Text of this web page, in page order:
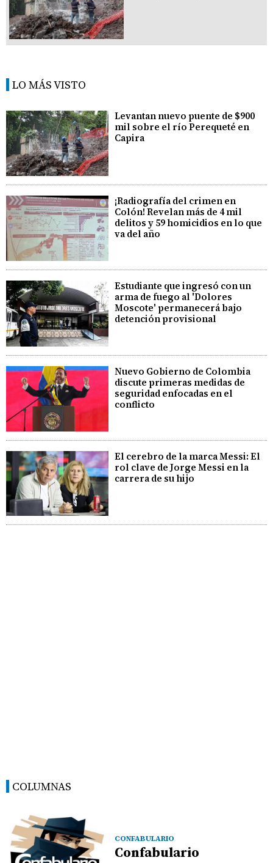
LO MÁS VISTO
Levantan nuevo puente de $900
mil sobre el río Perequeté en
Capira
¡Radiografía del crimen en
Colón! Revelan más de 4 mil
delitos y 59 homicidios en lo que
va del año
Estudiante que ingresó con un
arma de fuego al 'Dolores
Moscote' permanecerá bajo
detención provisional
Nuevo Gobierno de Colombia
discute primeras medidas de
seguridad enfocadas en el
conflicto
El cerebro de la marca Messi: El
rol clave de Jorge Messi en la
carrera de su hijo
COLUMNAS
CONFABULARIO
Confabulario